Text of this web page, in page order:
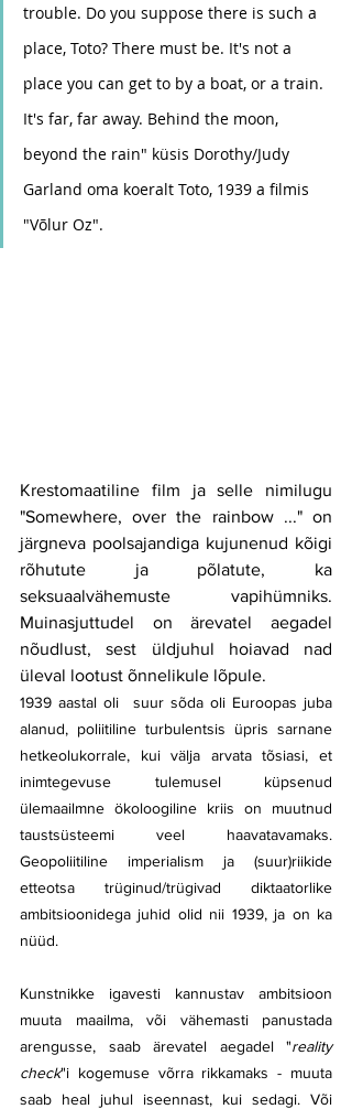
trouble. Do you suppose there is such a
place, Toto? There must be. It's not a
place you can get to by a boat, or a train.
It's far, far away. Behind the moon,
beyond the rain" küsis Dorothy/Judy
Garland oma koeralt Toto, 1939 a filmis
"Võlur Oz".
Krestomaatiline film ja selle nimilugu
"Somewhere, over the rainbow ..." on
järgneva poolsajandiga kujunenud kõigi
rõhutute ja põlatute, ka
seksuaalvähemuste vapihümniks.
Muinasjuttudel on ärevatel aegadel
nõudlust, sest üldjuhul hoiavad nad
üleval lootust õnnelikule lõpule.
1939 aastal oli  suur sõda oli Euroopas juba
alanud, poliitiline turbulentsis üpris sarnane
hetkeolukorrale, kui välja arvata tõsiasi, et
inimtegevuse tulemusel küpsenud
ülemaailmne ökoloogiline kriis on muutnud
taustsüsteemi veel haavatavamaks.
Geopoliitiline imperialism ja (suur)riikide
etteotsa trüginud/trügivad diktaatorlike
ambitsioonidega juhid olid nii 1939, ja on ka
nüüd.
Kunstnikke igavesti kannustav ambitsioon
muuta maailma, või vähemasti panustada
arengusse, saab ärevatel aegadel "reality
check"i kogemuse võrra rikkamaks - muuta
saab heal juhul iseennast, kui sedagi. Või